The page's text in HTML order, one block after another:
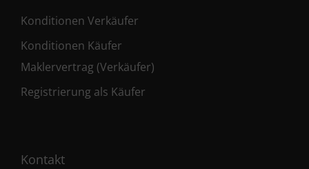
Konditionen Verkäufer
Konditionen Käufer
Maklervertrag (Verkäufer)
Registrierung als Käufer
Kontakt